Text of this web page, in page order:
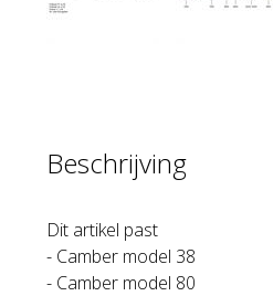
Beschrijving
Dit artikel past
- Camber model 38
- Camber model 80